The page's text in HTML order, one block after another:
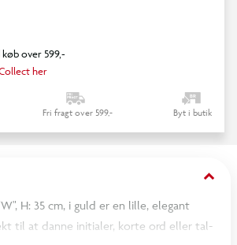
over 599,-
her
Fri fragt over 599,- Byt i butik
keyboard_arrow_down
H: 35 cm, i guld er en lille, elegant
til at danne initialer, korte ord eller tal-